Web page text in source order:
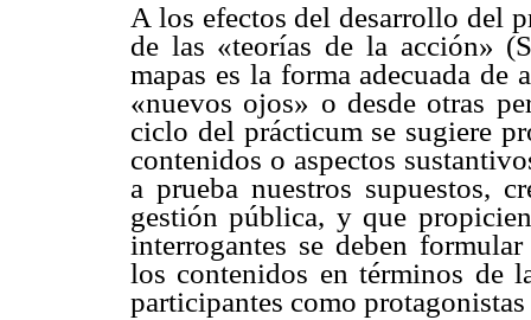
A los efectos del desarrollo del
de las «teorías de la acción»
mapas es la forma adecuada
«nuevos ojos» o desde otras
ciclo del prácticum se sugiere
contenidos o aspectos
a prueba nuestros supuestos,
gestión pública, y que
interrogantes se deben
los contenidos en términos de
participantes como